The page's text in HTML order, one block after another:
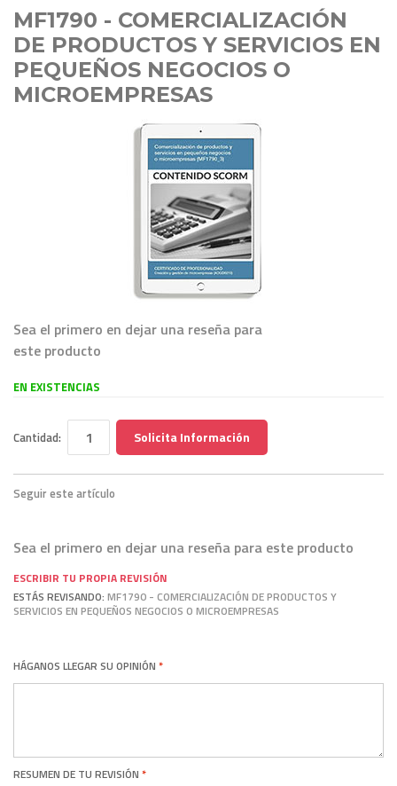
MF1790 - COMERCIALIZACIÓN
DE PRODUCTOS Y SERVICIOS EN
PEQUEÑOS NEGOCIOS O
MICROEMPRESAS
Sea el primero en dejar una reseña para
este producto
EN EXISTENCIAS
Cantidad: Solicita Información
Seguir este artículo
Sea el primero en dejar una reseña para este producto
ESCRIBIR TU PROPIA REVISIÓN
ESTÁS REVISANDO: MF1790 - COMERCIALIZACIÓN DE PRODUCTOS Y
SERVICIOS EN PEQUEÑOS NEGOCIOS O MICROEMPRESAS
HÁGANOS LLEGAR SU OPINIÓN
RESUMEN DE TU REVISIÓN